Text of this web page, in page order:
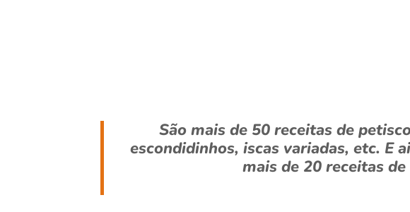
São mais de 50 receitas de
escondidinhos, iscas variadas, etc. E
mais de 20 receitas